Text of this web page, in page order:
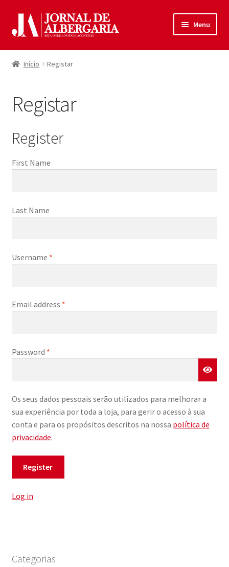
para
Saltar
para
Menu
Início
Política de Privacidade
Termos e Condições
Contactos
Registar
Início Registar
Registar
Register
First Name
Last Name
Username *
Email address *
Password *
Os seus dados pessoais serão utilizados para melhorar a
sua experiência por toda a loja, para gerir o acesso à sua
conta e para os propósitos descritos na nossa política de
privacidade.
Log in
Categorias